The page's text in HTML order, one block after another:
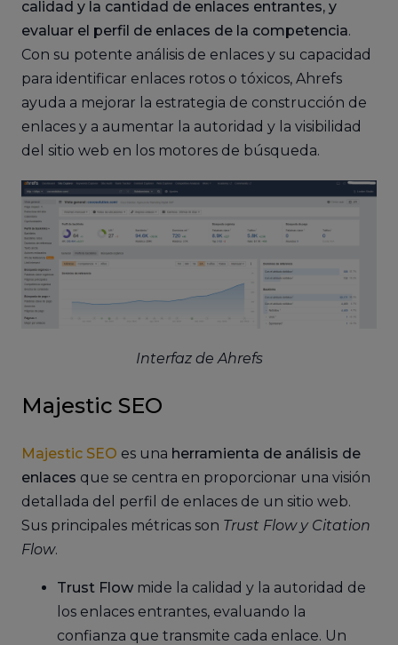
calidad y la cantidad de enlaces entrantes, y
evaluar el perfil de enlaces de la competencia.
Con su potente análisis de enlaces y su capacidad
para identificar enlaces rotos o tóxicos, Ahrefs
ayuda a mejorar la estrategia de construcción de
enlaces y a aumentar la autoridad y la visibilidad
del sitio web en los motores de búsqueda.
Interfaz de Ahrefs
Majestic SEO
Majestic SEO es una herramienta de análisis de
enlaces que se centra en proporcionar una visión
detallada del perfil de enlaces de un sitio web.
Sus principales métricas son Trust Flow y Citation
Flow.
Trust Flow mide la calidad y la autoridad de
los enlaces entrantes, evaluando la
confianza que transmite cada enlace. Un